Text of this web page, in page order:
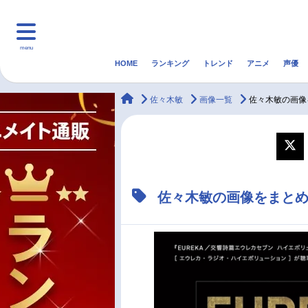
menu
マンガ・ラノベ 音楽
アニメ記事一覧
声優記事一覧
HOME ランキング トレンド アニメ 声優
animateTimes
佐々木敏 画像一覧 佐々木敏の画
佐々木敏の画像をまと